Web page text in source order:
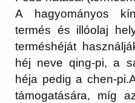
A hagyományos
termés és illóolaj
terméshéját
héj neve qing-pi, a
héja pedig a chen-pi.
támogatására, míg